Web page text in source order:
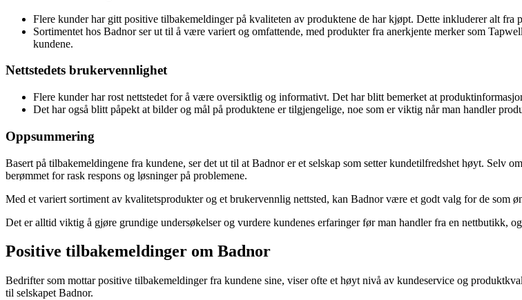
Flere kunder har gitt positive tilbakemeldinger på kvaliteten av produktene de har kjøpt. Dette inkluderer alt fra
Sortimentet hos Badnor ser ut til å være variert og omfattende, med produkter fra anerkjente merker som
kundene.
Nettstedets brukervennlighet
Flere kunder har rost nettstedet for å være oversiktlig og informativt. Det har blitt bemerket at
Det har også blitt påpekt at bilder og mål på produktene er tilgjengelige, noe som er viktig når man handler
Oppsummering
Basert på tilbakemeldingene fra kundene, ser det ut til at Badnor er et selskap som setter kundetilfredshet høyt. Selv
berømmet for rask respons og løsninger på problemene.
Med et variert sortiment av kvalitetsprodukter og et brukervennlig nettsted, kan Badnor være et godt valg for de som
Det er alltid viktig å gjøre grundige undersøkelser og vurdere kundenes erfaringer før man handler fra en nettbutikk,
Positive tilbakemeldinger om Badnor
Bedrifter som mottar positive tilbakemeldinger fra kundene sine, viser ofte et høyt nivå av kundeservice og
til selskapet Badnor.